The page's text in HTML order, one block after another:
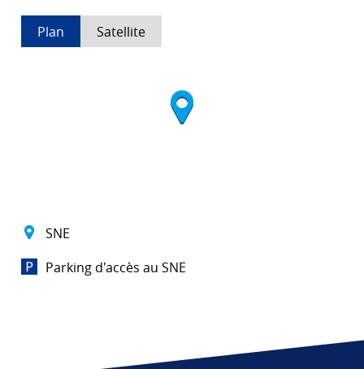
Plan Satellite
SNE
Parking d'accès au SNE